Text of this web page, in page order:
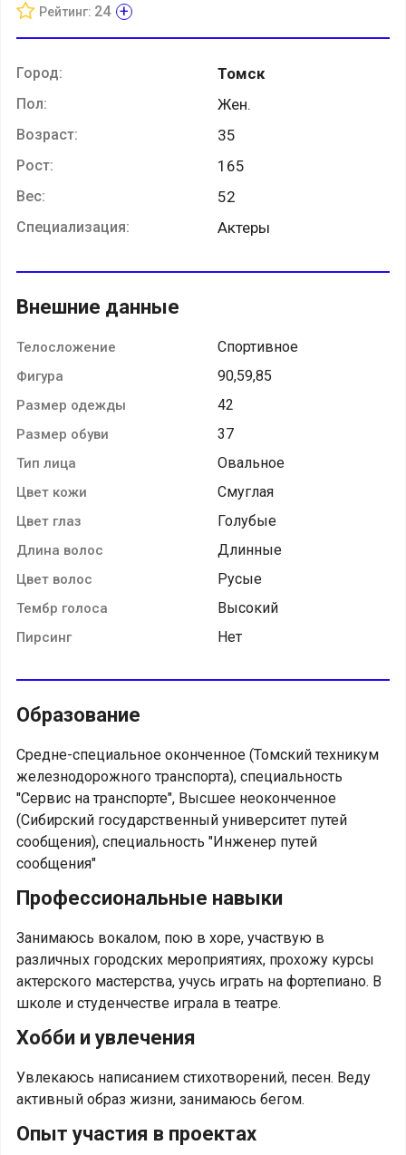
Рейтинг: 24 +
Город: Томск
Пол: Жен.
Возраст: 35
Рост: 165
Вес: 52
Специализация: Актеры
Внешние данные
Телосложение Спортивное
Фигура 90,59,85
Размер одежды 42
Размер обуви 37
Тип лица Овальное
Цвет кожи Смуглая
Цвет глаз Голубые
Длина волос Длинные
Цвет волос Русые
Тембр голоса Высокий
Пирсинг Нет
Образование
Средне-специальное оконченное (Томский техникум
железнодорожного транспорта), специальность
"Сервис на транспорте", Высшее неоконченное
(Сибирский государственный университет путей
сообщения), специальность "Инженер путей
сообщения"
Профессиональные навыки
Занимаюсь вокалом, пою в хоре, участвую в
различных городских мероприятиях, прохожу курсы
актерского мастерства, учусь играть на фортепиано. В
школе и студенчестве играла в театре.
Хобби и увлечения
Увлекаюсь написанием стихотворений, песен. Веду
активный образ жизни, занимаюсь бегом.
Опыт участия в проектах